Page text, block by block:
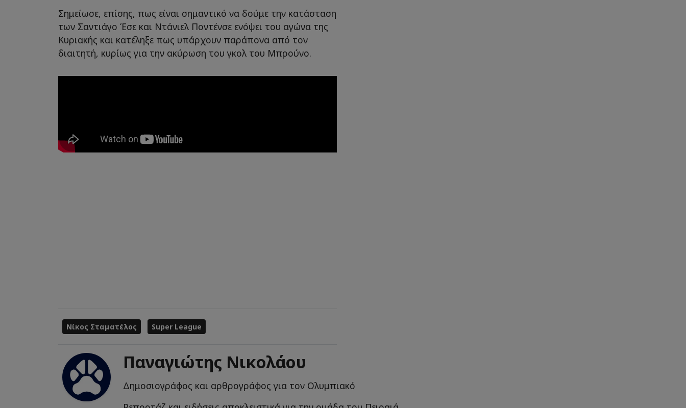
Σημείωσε, επίσης, πως είναι σημαντικό να δούμε την κατάσταση
των Σαντιάγο Έσε και Ντάνιελ Ποντένσε ενόψει του αγώνα της
Κυριακής και κατέληξε πως υπάρχουν παράπονα από τον
διαιτητή, κυρίως για την ακύρωση του γκολ του Μπρούνο.
Νίκος Σταματέλος Super League
Παναγιώτης Νικολάου
Δημοσιογράφος και αρθρογράφος για τον Ολυμπιακό